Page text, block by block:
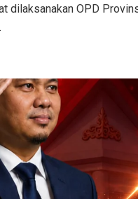
dilaksanakan OPD